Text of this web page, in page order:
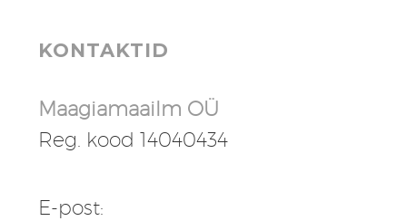
KONTAKTID
Maagiamaailm OÜ
Reg. kood 14040434
E-post: